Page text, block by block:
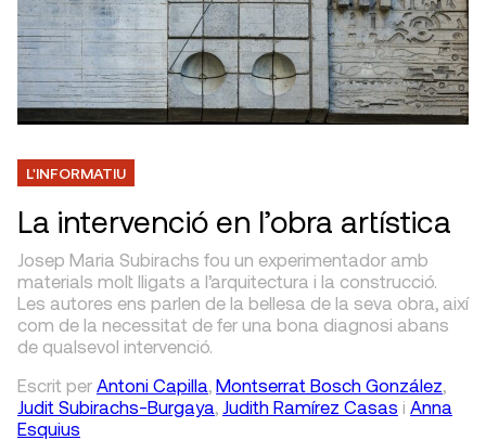
L'INFORMATIU
La intervenció en l’obra artística
Josep Maria Subirachs fou un experimentador amb
materials molt lligats a l’arquitectura i la construcció.
Les autores ens parlen de la bellesa de la seva obra, així
com de la necessitat de fer una bona diagnosi abans
de qualsevol intervenció.
Escrit per Antoni Capilla, Montserrat Bosch González,
Judit Subirachs-Burgaya, Judith Ramírez Casas i Anna
Esquius